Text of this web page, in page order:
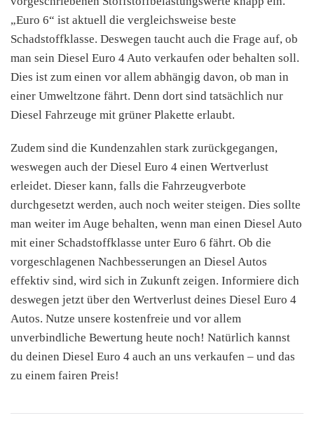
„Euro 6“ ist aktuell die vergleichsweise beste
Schadstoffklasse. Deswegen taucht auch die Frage auf, ob
man sein Diesel Euro 4 Auto verkaufen oder behalten soll.
Dies ist zum einen vor allem abhängig davon, ob man in
einer Umweltzone fährt. Denn dort sind tatsächlich nur
Diesel Fahrzeuge mit grüner Plakette erlaubt.
Zudem sind die Kundenzahlen stark zurückgegangen,
weswegen auch der Diesel Euro 4 einen Wertverlust
erleidet. Dieser kann, falls die Fahrzeugverbote
durchgesetzt werden, auch noch weiter steigen. Dies sollte
man weiter im Auge behalten, wenn man einen Diesel Auto
mit einer Schadstoffklasse unter Euro 6 fährt. Ob die
vorgeschlagenen Nachbesserungen an Diesel Autos
effektiv sind, wird sich in Zukunft zeigen. Informiere dich
deswegen jetzt über den Wertverlust deines Diesel Euro 4
Autos. Nutze unsere kostenfreie und vor allem
unverbindliche Bewertung heute noch! Natürlich kannst
du deinen Diesel Euro 4 auch an uns verkaufen – und das
zu einem fairen Preis!